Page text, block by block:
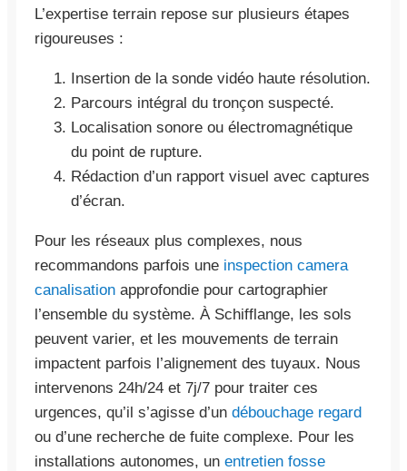
L’expertise terrain repose sur plusieurs étapes
rigoureuses :
Insertion de la sonde vidéo haute résolution.
Parcours intégral du tronçon suspecté.
Localisation sonore ou électromagnétique
du point de rupture.
Rédaction d’un rapport visuel avec captures
d’écran.
Pour les réseaux plus complexes, nous
recommandons parfois une inspection camera
canalisation approfondie pour cartographier
l’ensemble du système. À Schifflange, les sols
peuvent varier, et les mouvements de terrain
impactent parfois l’alignement des tuyaux. Nous
intervenons 24h/24 et 7j/7 pour traiter ces
urgences, qu’il s’agisse d’un débouchage regard
ou d’une recherche de fuite complexe. Pour les
installations autonomes, un entretien fosse